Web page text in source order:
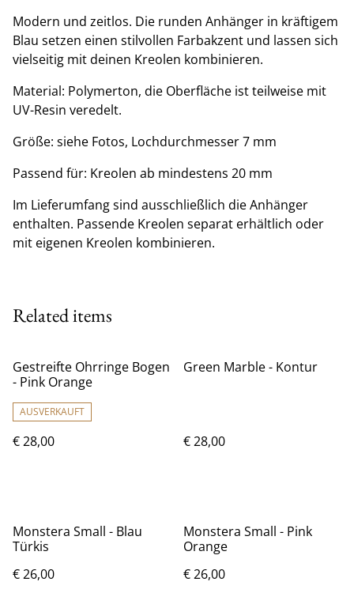
Modern und zeitlos. Die runden Anhänger in kräftigem
Blau setzen einen stilvollen Farbakzent und lassen sich
vielseitig mit deinen Kreolen kombinieren.
Material: Polymerton, die Oberfläche ist teilweise mit
UV-Resin veredelt.
Größe: siehe Fotos, Lochdurchmesser 7 mm
Passend für: Kreolen ab mindestens 20 mm
Im Lieferumfang sind ausschließlich die Anhänger
enthalten. Passende Kreolen separat erhältlich oder
mit eigenen Kreolen kombinieren.
Related items
Gestreifte Ohrringe Bogen
- Pink Orange
AUSVERKAUFT
€ 28,00
Green Marble - Kontur
€ 28,00
Monstera Small - Blau
Türkis
€ 26,00
Monstera Small - Pink
Orange
€ 26,00